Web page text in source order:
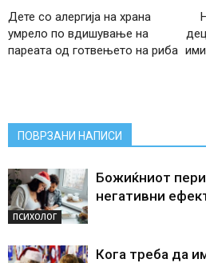
Дете со алергија на храна
умрело по вдишување на
пареата од готвењето на риба
ПОВРЗАНИ НАПИСИ
ПСИХОЛОГ
Божиќниот
негативни
Кога треба да